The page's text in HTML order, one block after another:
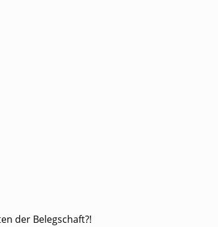
der Belegschaft?!